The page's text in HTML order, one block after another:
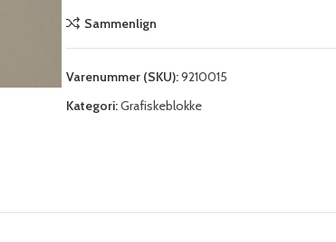
Sammenlign
Varenummer (SKU):9210015
Kategori:Grafiskeblokke